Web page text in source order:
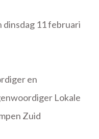
dinsdag 11 februari
en
Lokale
Zuid